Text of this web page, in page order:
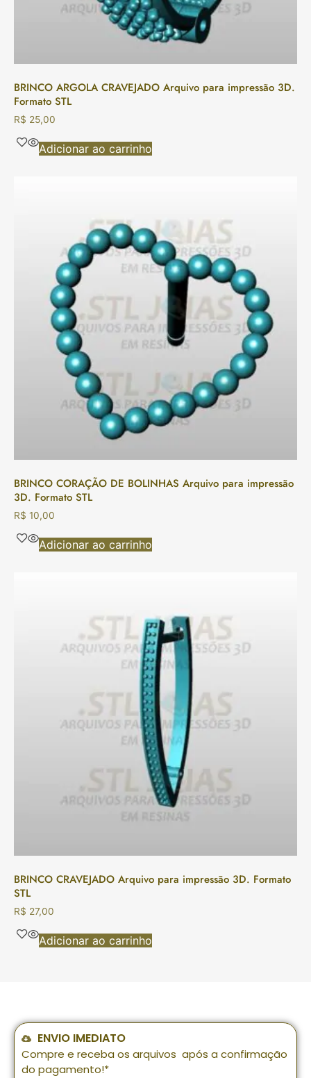
BRINCO ARGOLA CRAVEJADO Arquivo para impressão 3D.
Formato STL
R$ 25,00
Adicionar ao carrinho
BRINCO CORAÇÃO DE BOLINHAS Arquivo para impressão
3D. Formato STL
R$ 10,00
Adicionar ao carrinho
BRINCO CRAVEJADO Arquivo para impressão 3D. Formato
STL
R$ 27,00
Adicionar ao carrinho
ENVIO IMEDIATO
Compre e receba os arquivos após a confirmação
do pagamento!*